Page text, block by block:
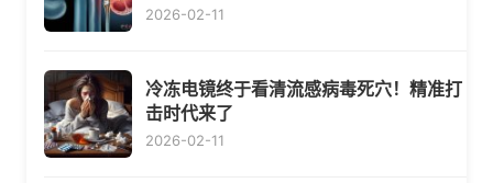
2026-02-11
冷冻电镜终于看清流感病毒死穴！精准打
击时代来了
2026-02-11